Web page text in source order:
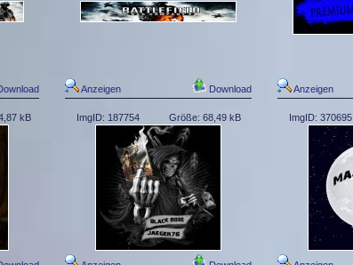
Anzeigen Download Anzeigen
kB ImgID: 187754 Größe: 68,49 kB ImgID: 370695